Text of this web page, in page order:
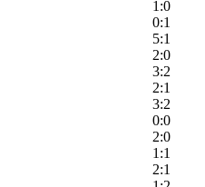
1:0
0:1
5:1
2:0
3:2
2:1
3:2
0:0
2:0
1:1
2:1